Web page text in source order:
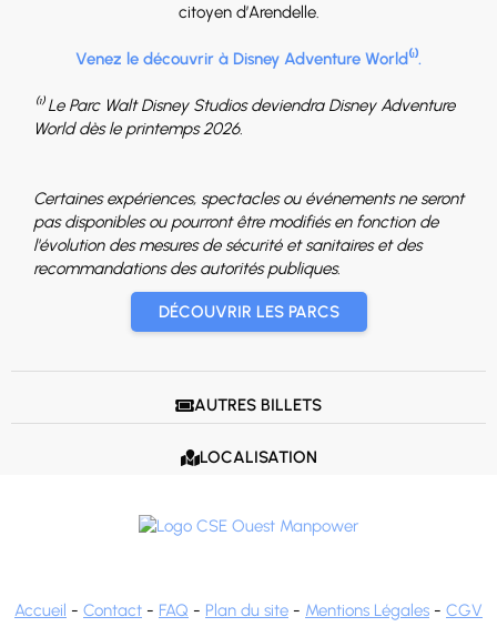
citoyen d’Arendelle.
Venez le découvrir à Disney Adventure World⁽¹⁾.
⁽¹⁾ Le Parc Walt Disney Studios deviendra Disney Adventure
World dès le printemps 2026.
Certaines expériences, spectacles ou événements ne seront
pas disponibles ou pourront être modifiés en fonction de
l'évolution des mesures de sécurité et sanitaires et des
recommandations des autorités publiques.
DÉCOUVRIR LES PARCS
AUTRES BILLETS
LOCALISATION
Accueil - Contact - FAQ - Plan du site - Mentions Légales - CGV